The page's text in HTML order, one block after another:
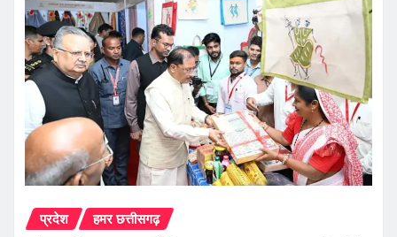
प्रदेश हमर छत्तीसगढ़